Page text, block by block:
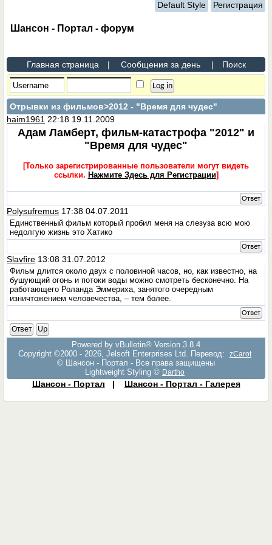
Default Style Регистрация
Шансон - Портал - форум
Главная страница | Сообщения за день | Поиск
Отрывки из фильмов>2012 - "Время для чудес"
haim1961 22:18 19.11.2009
Адам Ламберт, фильм-катастрофа "2012" и
"Время для чудес"
[Только зарегистрированные пользователи могут видеть
ссылки. Нажмите Здесь для Регистрации]
Ответ
Polysufremus 17:38 04.07.2011
Единственный фильм который пробил меня на слезуза всю мою
недолгую жизнь это Хатико
Ответ
Slavfire 13:08 31.07.2012
Фильм длится около двух с половиной часов, но, как известно, на
бушующий огонь и потоки воды можно смотреть бесконечно. На
работающего Роланда Эммериха, занятого очередным
изничтожением человечества, – тем более.
Ответ
Ответ
Up
Powered by vBulletin® Version 3.8.4
Copyright ©2000 - 2026, Jelsoft Enterprises Ltd. Перевод:
zCarot
© Шансон - Портал - Все права защищены
Lightweight Styling © Dartho
Шансон - Портал | Шансон - Портал - Галерея